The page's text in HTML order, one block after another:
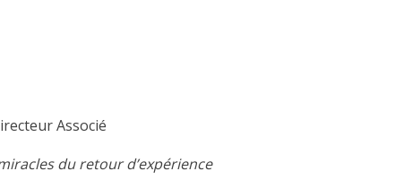
Associé
du retour d’expérience